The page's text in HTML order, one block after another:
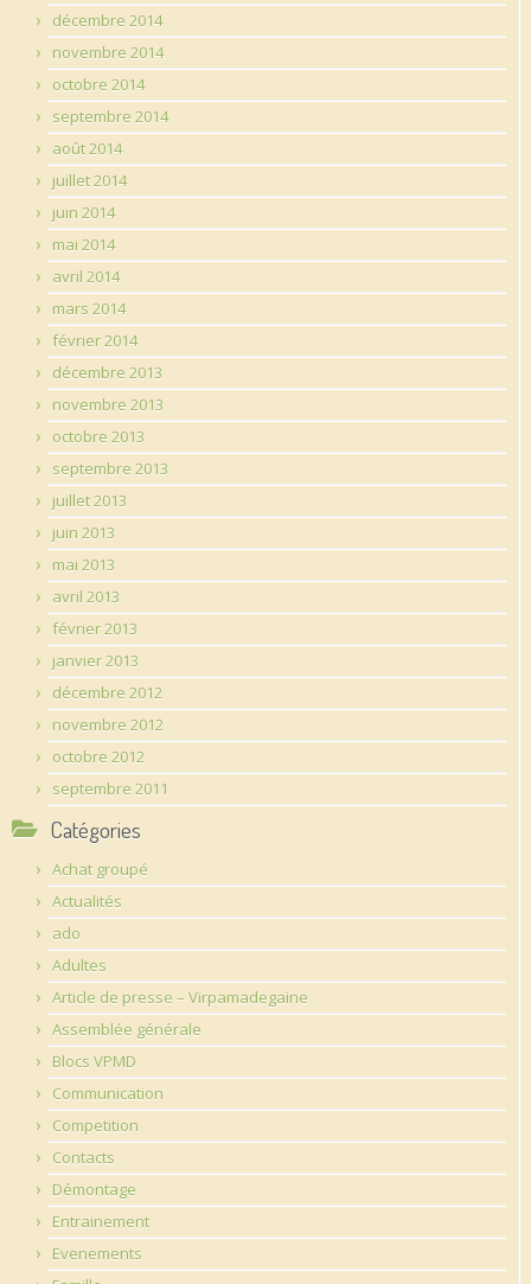
décembre 2014
novembre 2014
octobre 2014
septembre 2014
août 2014
juillet 2014
juin 2014
mai 2014
avril 2014
mars 2014
février 2014
décembre 2013
novembre 2013
octobre 2013
septembre 2013
juillet 2013
juin 2013
mai 2013
avril 2013
février 2013
janvier 2013
décembre 2012
novembre 2012
octobre 2012
septembre 2011
Catégories
Achat groupé
Actualités
ado
Adultes
Article de presse – Virpamadegaine
Assemblée générale
Blocs VPMD
Communication
Competition
Contacts
Démontage
Entrainement
Evenements